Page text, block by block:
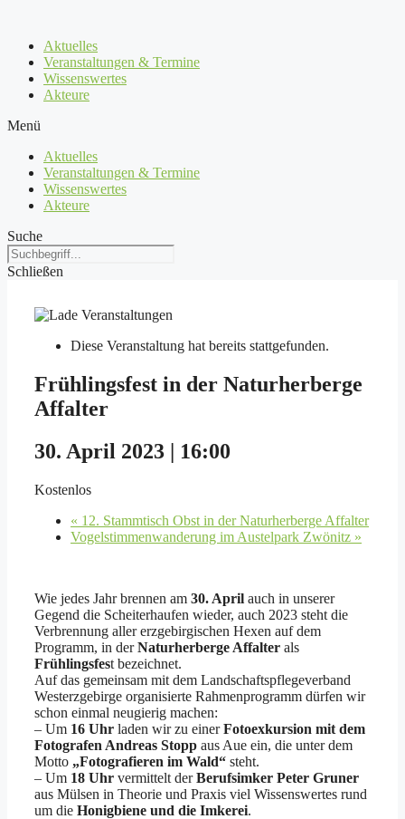
springenAktuelles
Veranstaltungen & Termine
Wissenswertes
Akteure
Menü
Aktuelles
Veranstaltungen & Termine
Wissenswertes
Akteure
Suche
Schließen
Diese Veranstaltung hat bereits stattgefunden.
Frühlingsfest in der Naturherberge
Affalter
30. April 2023 | 16:00
Kostenlos
« 12. Stammtisch Obst in der Naturherberge Affalter
Vogelstimmenwanderung im Austelpark Zwönitz »
Wie jedes Jahr brennen am 30. April auch in unserer
Gegend die Scheiterhaufen wieder, auch 2023 steht die
Verbrennung aller erzgebirgischen Hexen auf dem
Programm, in derNaturherberge Affalter als
Frühlingsfest bezeichnet.
Auf das gemeinsam mit dem Landschaftspflegeverband
Westerzgebirge organisierte Rahmenprogramm dürfen wir
schon einmal neugierig machen:
– Um 16 Uhr laden wir zu einerFotoexkursion mit dem
Fotografen Andreas Stopp aus Aue ein, die unter dem
Motto „Fotografieren im Wald“ steht.
– Um 18 Uhr vermittelt derBerufsimker Peter Gruner
aus Mülsen in Theorie und Praxis viel Wissenswertes rund
um die Honigbiene und die Imkerei.